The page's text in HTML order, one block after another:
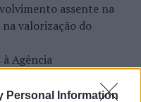
Personal Information
assente na
valorização do
Agência
dias 16 e 26 de julho,